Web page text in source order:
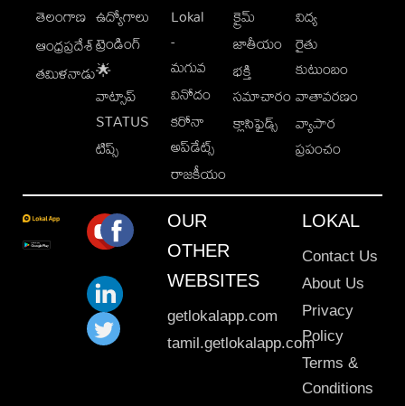
తెలంగాణ
ఆంధ్రప్రదేశ్
తమిళనాడు
ఉద్యోగాలు
ట్రెండింగ్
🌟
వాట్సాప్
STATUS
టిప్స్
Lokal
-
మగువ
వినోదం
కరోనా
అప్‌డేట్స్
రాజకీయం
క్రైమ్
జాతీయం
భక్తి
సమాచారం
క్లాసిఫైడ్స్
విద్య
రైతు
కుటుంబం
వాతావరణం
వ్యాపార
ప్రపంచం
OUR
OTHER
WEBSITES
getlokalapp.com
tamil.getlokalapp.com
LOKAL
Contact Us
About Us
Privacy
Policy
Terms &
Conditions